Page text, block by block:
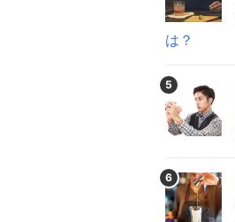
は？
5
6